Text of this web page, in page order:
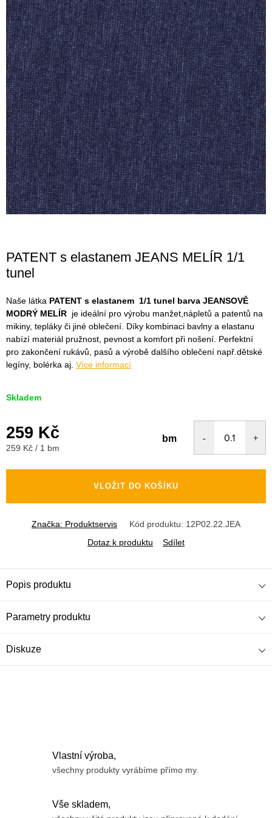
PATENT s elastanem JEANS MELÍR 1/1
tunel
Naše látka PATENT s elastanem 1/1 tunel barva JEANSOVĚ
MODRÝ MELÍR je ideální pro výrobu manžet,nápletů a patentů na
mikiny, tepláky či jiné oblečení. Díky kombinaci bavlny a elastanu
nabízí materiál pružnost, pevnost a komfort při nošení. Perfektní
pro zakončení rukávů, pasů a výrobě dalšího oblečení např.dětské
legíny, bolérka aj. Více informací
Skladem
259 Kč
Měrná
259 Kč / 1 bm
bm
VLOŽIT DO KOŠÍKU
Značka: Produktservis Kód produktu: 12P02.22.JEA
Dotaz k produktu
Sdílet
Popis produktu
Parametry produktu
Diskuze
Vlastní výroba,
všechny produkty vyrábíme přímo my.
Vše skladem,